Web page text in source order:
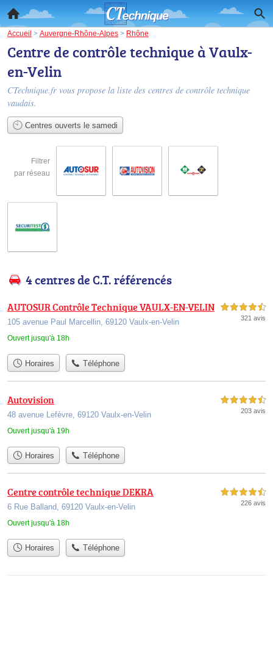
Accueil > Auvergne-Rhône-Alpes > Rhône
Centre de contrôle technique à Vaulx-
en-Velin
CTechnique.fr vous propose la liste des centres de contrôle technique
vaudais.
Centres ouverts le samedi
Filtrer
par réseau
4 centres de C.T. référencés
AUTOSUR Contrôle Technique VAULX-EN-VELIN
105 avenue Paul Marcellin, 69120 Vaulx-en-Velin
Ouvert jusqu'à 18h
4,5 étoiles sur 5
321 avis
Horaires Téléphone
Autovision
48 avenue Lefèvre, 69120 Vaulx-en-Velin
Ouvert jusqu'à 19h
4,5 étoiles sur 5
203 avis
Horaires Téléphone
Centre contrôle technique DEKRA
6 Rue Balland, 69120 Vaulx-en-Velin
Ouvert jusqu'à 18h
4,5 étoiles sur 5
226 avis
Horaires Téléphone